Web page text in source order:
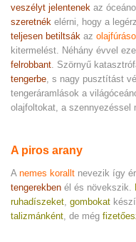
veszélyt jelentenek az
szeretnék elérni, hogy a
teljesen betiltsák az
kitermelést. Néhány évvel
felrobbant. Szörnyű
tengerbe, s nagy pusztítást
tengeráramlások a
olajfoltokat, a szennyezéssel
A piros arany
A nemes korallt nevezik így
tengerekben él és növekszik.
ruhadíszeket, gombokat
talizmánként, de még